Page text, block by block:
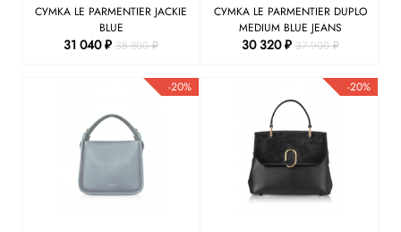
СУМКА LE PARMENTIER JACKIE
BLUE
31 040 ₽ 38 800 ₽
СУМКА LE PARMENTIER DUPLO
MEDIUM BLUE JEANS
30 320 ₽37 900 ₽
-20% -20%